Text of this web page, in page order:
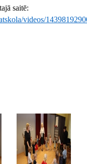
saitē:
videos/